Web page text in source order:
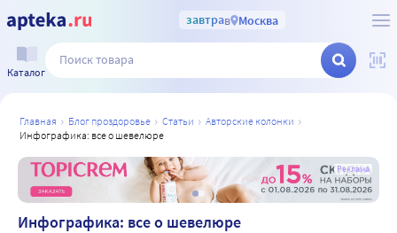
завтрав Москва
Каталог
главная блог проздоровье статьи
авторские колонки
инфографика: все о шевелюре
Реклама
Инфографика: все о шевелюре